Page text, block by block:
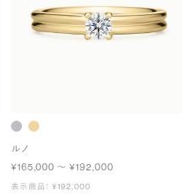
ルノ
¥165,000 〜 ¥192,000
表示商品： ¥192,000